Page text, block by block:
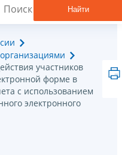
Найти
участников
форме в
с использованием
электронного